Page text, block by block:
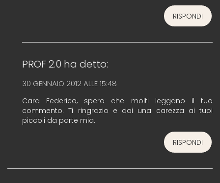
RISPONDI
PROF 2.0 ha detto:
30 GENNAIO 2012 ALLE 15:48
Cara Federica, spero che molti leggano il tuo
commento. Ti ringrazio e dai una carezza ai tuoi
piccoli da parte mia.
RISPONDI